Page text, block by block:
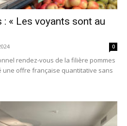
« Les voyants sont au
0
rendez-vous de la filière pommes
une offre française quantitative sans